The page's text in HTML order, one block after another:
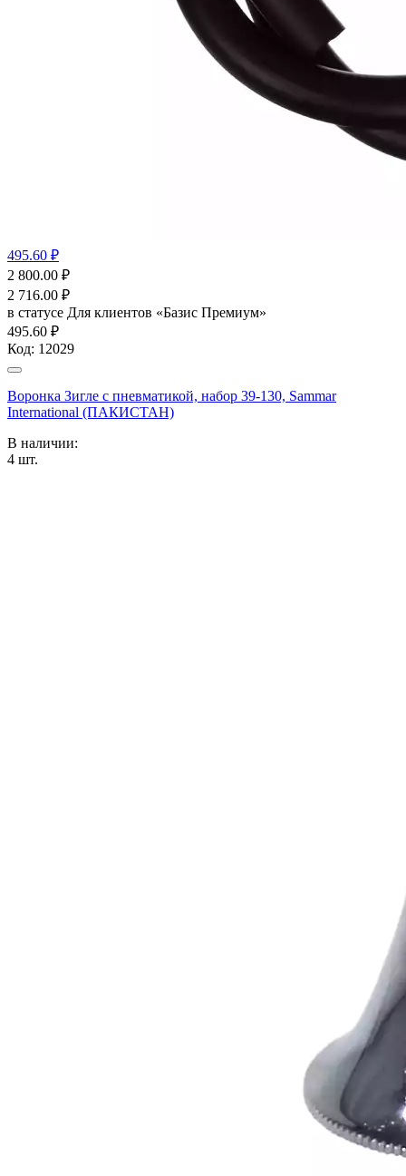
495.60 ₽
2 800.00 ₽
2 716.00 ₽
в статусе Для клиентов «Базис Премиум»
495.60 ₽
Код: 12029
Воронка Зигле с пневматикой, набор 39-130, Sammar
International (ПАКИСТАН)
В наличии:
4 шт.